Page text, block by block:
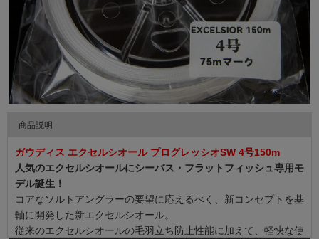
商品説明
ガウディス エクセルシオール プログレッシオSW 4号150m
人気のエクセルシオールにシーバス・フラットフィッシュ専用モ
デル誕生！
コアなソルトアングラーの要望に応えるべく、新コンセプトを基
軸に開発した新エクセルシオール。
従来のエクセルシオールの毛羽立ち防止性能に加えて、軽快な使